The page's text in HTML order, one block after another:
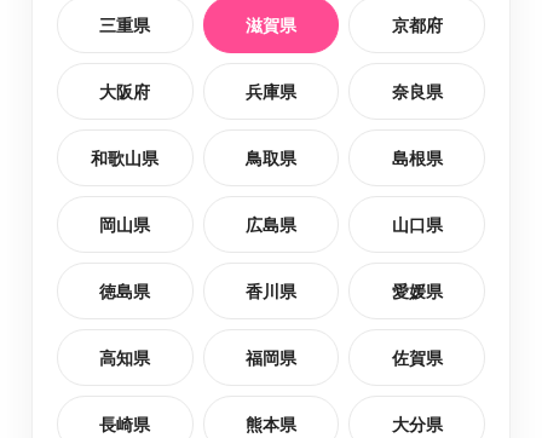
三重県 滋賀県 京都府
大阪府 兵庫県 奈良県
和歌山県 鳥取県 島根県
岡山県 広島県 山口県
徳島県 香川県 愛媛県
高知県 福岡県 佐賀県
長崎県 熊本県 大分県